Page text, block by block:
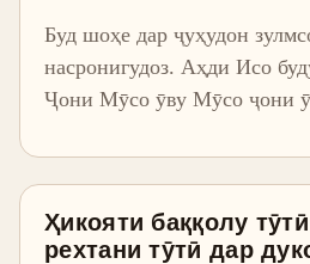
Буд шоҳе дар ҷуҳудон
насронигудоз. Аҳди Исо
Ҷони Мӯсо ӯву Мӯсо ҷони
Ҳикояти баққолу
рехтани тӯтӣ дар